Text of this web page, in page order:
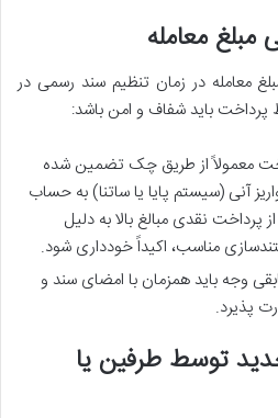
معامله
معامله در زمان تنظیم سند رسمی در
باید شفاف و امن باشد:
معمولاً از طریق چک تضمین شده
آنی (سیستم پایا یا ساتنا) به حساب
نقدی مبالغ بالا به دلیل
مناسب، اکیداً خودداری شود.
وجه باید همزمان با امضای سند و
پذیرد.
توسط طرفین یا